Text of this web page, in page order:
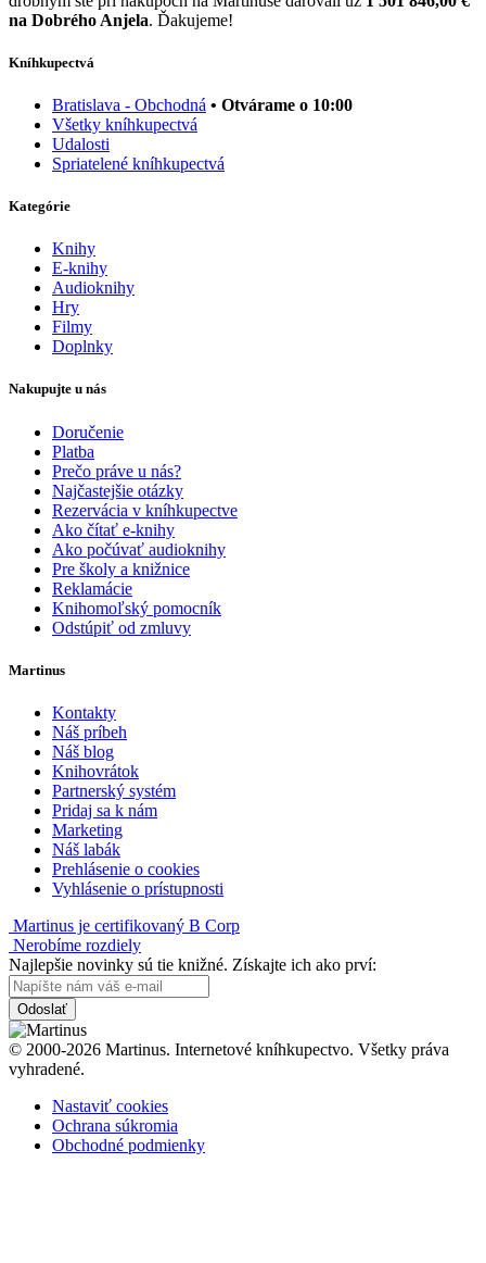
na Dobrého Anjela. Ďakujeme!
Kníhkupectvá
Bratislava - Obchodná • Otvárame o 10:00
Všetky kníhkupectvá
Udalosti
Spriatelené kníhkupectvá
Kategórie
Knihy
E-knihy
Audioknihy
Hry
Filmy
Doplnky
Nakupujte u nás
Doručenie
Platba
Prečo práve u nás?
Najčastejšie otázky
Rezervácia v kníhkupectve
Ako čítať e-knihy
Ako počúvať audioknihy
Pre školy a knižnice
Reklamácie
Knihomoľský pomocník
Odstúpiť od zmluvy
Martinus
Kontakty
Náš príbeh
Náš blog
Knihovrátok
Partnerský systém
Pridaj sa k nám
Marketing
Náš labák
Prehlásenie o cookies
Vyhlásenie o prístupnosti
Martinus je certifikovaný B Corp
Nerobíme rozdiely
Najlepšie novinky sú tie knižné. Získajte ich ako prví:
Odoslať
© 2000-2026 Martinus. Internetové kníhkupectvo. Všetky práva
vyhradené.
Nastaviť cookies
Ochrana súkromia
Obchodné podmienky